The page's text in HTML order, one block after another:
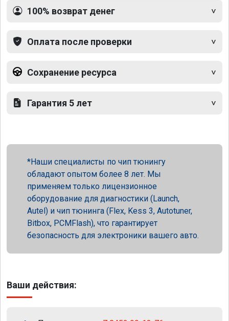
100% возврат денег
Оплата после проверки
Сохранение ресурса
Гарантия 5 лет
Наши специалисты по чип тюнингу
обладают опытом более 8 лет. Мы
применяем только лицензионное
оборудование для диагностики (Launch,
Autel) и чип тюнинга (Flex, Kess 3, Autotuner,
Bitbox, PCMFlash), что гарантирует
безопасность для электроники вашего авто.
Ваши действия: